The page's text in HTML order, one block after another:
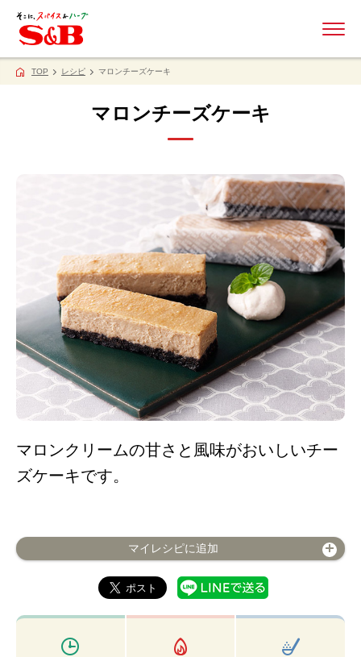
TOP レシピ マロンチーズケーキ
マロンチーズケーキ
マロンクリームの甘さと風味がおいしいチー
ズケーキです。
マイレシピに追加